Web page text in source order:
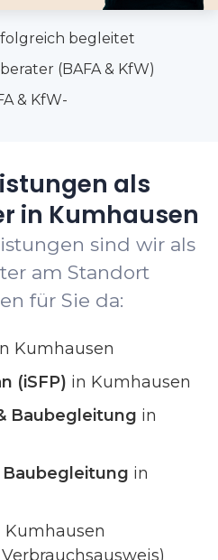
begleitet
(BAFA & KfW)
& KfW-
als
in Kumhausen
sind wir als
am Standort
für Sie da:
Kumhausen
(iSFP) in Kumhausen
Baubegleitung in
in
Kumhausen